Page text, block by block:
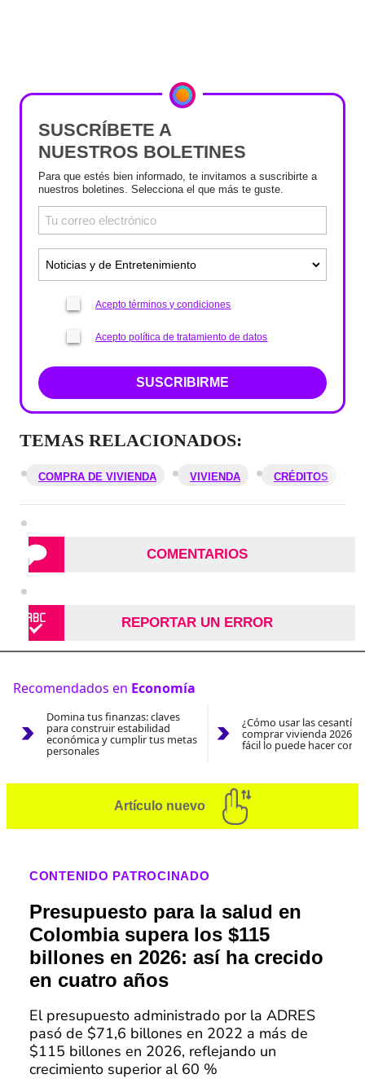
SUSCRÍBETE A
NUESTROS BOLETINES
Para que estés bien informado, te invitamos a suscribirte a
nuestros boletines. Selecciona el que más te guste.
Acepto términos y condiciones
Acepto política de tratamiento de datos
SUSCRIBIRME
TEMAS RELACIONADOS:
COMPRA DE VIVIENDA VIVIENDA CRÉDITOS
COMENTARIOS
REPORTAR UN ERROR
Recomendados en Economía
Domina tus finanzas: claves
para construir estabilidad
económica y cumplir tus metas
personales
¿Cómo usar las
comprar vivienda 2026?
fácil lo puede hacer con
Artículo nuevo
CONTENIDO PATROCINADO
Presupuesto para la salud en
Colombia supera los $115
billones en 2026: así ha crecido
en cuatro años
El presupuesto administrado por la ADRES
pasó de $71,6 billones en 2022 a más de
$115 billones en 2026, reflejando un
crecimiento superior al 60 %